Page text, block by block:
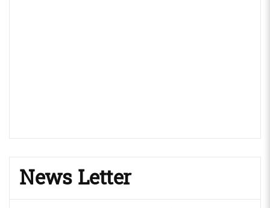
News Letter